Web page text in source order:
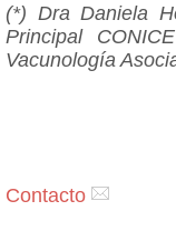
(*) Dra Daniela
Principal
Vacunología
Contacto